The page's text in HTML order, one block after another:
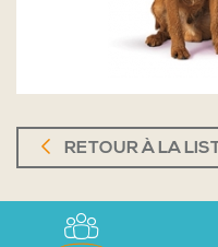
RETOUR À LA